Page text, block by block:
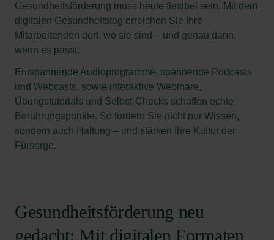
Gesundheitsförderung muss heute flexibel sein. Mit dem
digitalen Gesundheitstag erreichen Sie Ihre
Mitarbeitenden dort, wo sie sind – und genau dann,
wenn es passt.
Entspannende Audioprogramme, spannende Podcasts
und Webcasts, sowie interaktive Webinare,
Übungstutorials und Selbst-Checks schaffen echte
Berührungspunkte. So fördern Sie nicht nur Wissen,
sondern auch Haltung – und stärken Ihre Kultur der
Fürsorge.
Gesundheitsförderung neu
gedacht: Mit digitalen Formaten